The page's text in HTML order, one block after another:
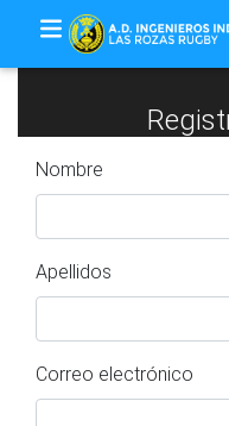
Nombre
Apellidos
Correo electrónico